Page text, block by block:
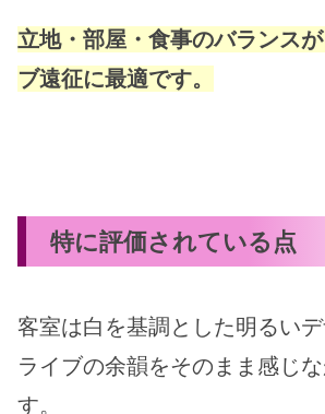
立地・部屋・食事のバランス
ブ遠征に最適です。
特に評価されている点
客室は白を基調とした明るいデ
ライブの余韻をそのまま感じ
す。